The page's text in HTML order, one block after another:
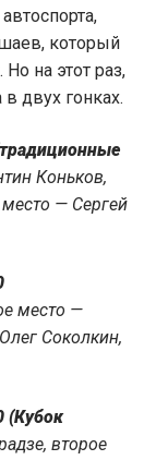
который
на этот раз,
двух гонках.
Коньков,
— Сергей
место —
Соколкин,
(Кубок
второе